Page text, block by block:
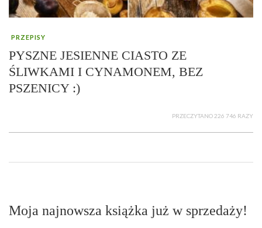
PRZEPISY
PYSZNE JESIENNE CIASTO ZE
ŚLIWKAMI I CYNAMONEM, BEZ
PSZENICY :)
PRZECZYTANO 226 746 RAZY
Moja najnowsza książka już w sprzedaży!